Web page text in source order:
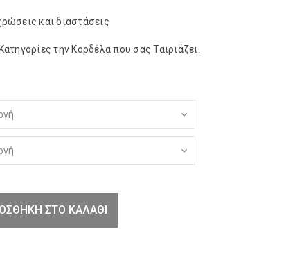
και διαστάσεις
την Κορδέλα που σας Ταιριάζει.
ΣΤΟ ΚΑΛΆΘΙ